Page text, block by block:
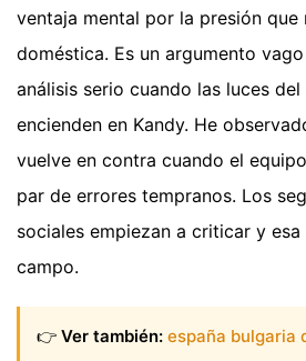
ventaja mental por la presión que
doméstica. Es un argumento
análisis serio cuando las luces
encienden en Kandy. He
vuelve en contra cuando el
par de errores tempranos. Los
sociales empiezan a criticar y
campo.
👉 Ver también: españa bulgaria